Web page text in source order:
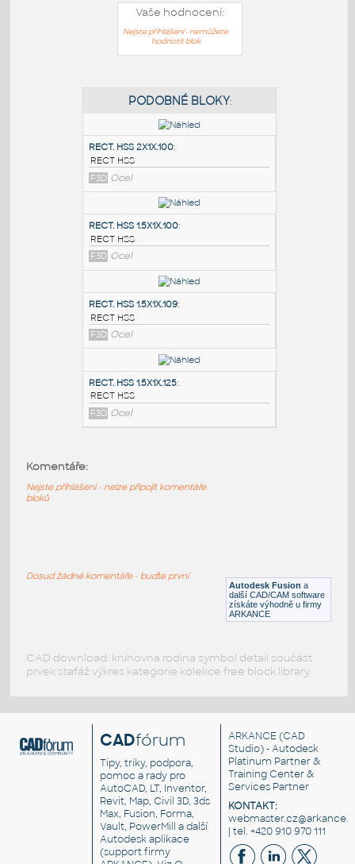
Vaše hodnocení:
Nejste přihlášeni - nemůžete
hodnotit blok
PODOBNÉ BLOKY:
RECT. HSS 2X1X.100:
F3D Ocel
RECT. HSS 1.5X1X.100
RECT HSS
F3D Ocel
F3D Ocel
Autodesk Fusion a
další CAD/CAM software
získáte výhodně u firmy
ARKANCE
Komentáře:
Nejste přihlášeni - nelze připojit komentáře
bloků
Dosud žádné komentáře - buďte první
CAD download: knihovna rodina symbol detail součást
prvek stafáž výkres kategorie kolekce free block library
CADfórum
Tipy, triky, podpora,
pomoc a rady pro
AutoCAD, LT, Inventor,
Revit, Map, Civil 3D, 3ds
Max, Fusion, Forma,
Vault, PowerMill a další
Autodesk aplikace
(support firmy
ARKANCE (CAD
Studio) - Autodesk
Platinum Partner &
Training Center &
Services Partner
KONTAKT:
| tel. +420 910 970 111